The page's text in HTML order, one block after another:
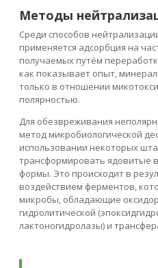
Методы
Среди способов
применяется адсорбция на
получаемых путём
как показывает опыт,
только в отношении
полярностью.
Для обезвреживания
метод микробиологической
использовании некоторых
трансформировать ядовитые
формы. Это происходит в
воздействием ферментов,
микробы, обладающие
гидролитической
лактоногидролазы) и